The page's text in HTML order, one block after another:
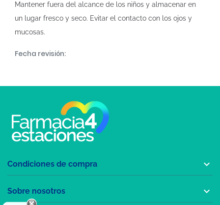
Mantener fuera del alcance de los niños y almacenar en
un lugar fresco y seco. Evitar el contacto con los ojos y
mucosas.
Fecha revisión:
Condiciones de compra 
Sobre nosotros 